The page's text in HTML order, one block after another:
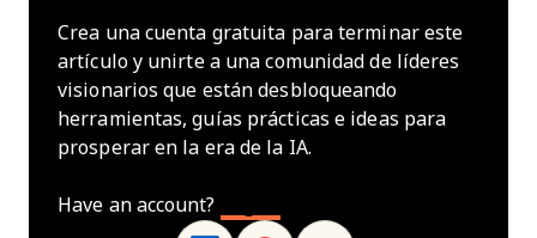
Crea una cuenta gratuita para terminar este
artículo y unirte a una comunidad de líderes
visionarios que están desbloqueando
herramientas, guías prácticas e ideas para
prosperar en la era de la IA.
Have an account?